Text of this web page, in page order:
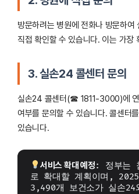
방문하려는 병원에 전화나 방문하
직접 확인할 수 있습니다. 이는 가장
3. 실손24 콜센터 문의
실손24 콜센터(☎ 1811-3000)에 연
여부를 문의할 수 있습니다. 콜센터
있습니다.
서비스 확대 예정: 정부는
로 확대할 계획이며,
3,490개 보건소가 실손24